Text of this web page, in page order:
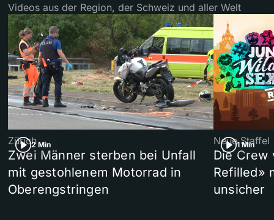
Videos aus der Region, der Schweiz und aller Welt
2 Min
Zürich
Zwei Männer sterben bei Unfall
mit gestohlenem Motorrad in
Oberengstringen
1 Min
Neue Staffel
Die Crew
Refilled»
unsicher